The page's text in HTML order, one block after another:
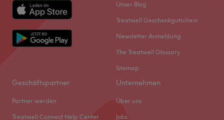
Unser Blog
Treatwell Geschenkgutschein
Newsletter Anmeldung
The Treatwell Glossary
Sitemap
Geschäftspartner
Partner werden
Treatwell Connect Help Center
Unternehmen
Über uns
Jobs